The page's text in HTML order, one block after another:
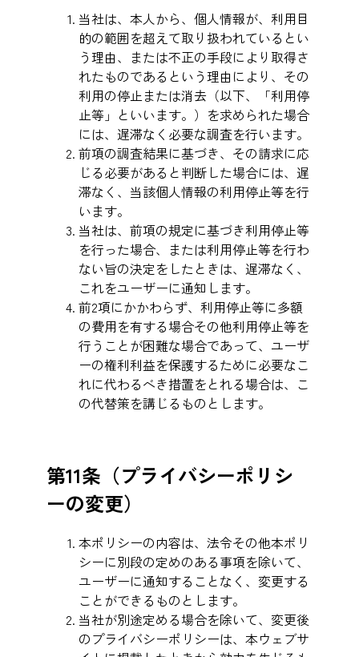
当社は、本人から、個人情報が、利用目
的の範囲を超えて取り扱われているとい
う理由、または不正の手段により取得さ
れたものであるという理由により、その
利用の停止または消去（以下、「利用停
止等」といいます。）を求められた場合
には、遅滞なく必要な調査を行います。
前項の調査結果に基づき、その請求に応
じる必要があると判断した場合には、遅
滞なく、当該個人情報の利用停止等を行
います。
当社は、前項の規定に基づき利用停止等
を行った場合、または利用停止等を行わ
ない旨の決定をしたときは、遅滞なく、
これをユーザーに通知します。
前2項にかかわらず、利用停止等に多額
の費用を有する場合その他利用停止等を
行うことが困難な場合であって、ユーザ
ーの権利利益を保護するために必要なこ
れに代わるべき措置をとれる場合は、こ
の代替策を講じるものとします。
第11条（プライバシーポリシ
ーの変更）
本ポリシーの内容は、法令その他本ポリ
シーに別段の定めのある事項を除いて、
ユーザーに通知することなく、変更する
ことができるものとします。
当社が別途定める場合を除いて、変更後
のプライバシーポリシーは、本ウェブサ